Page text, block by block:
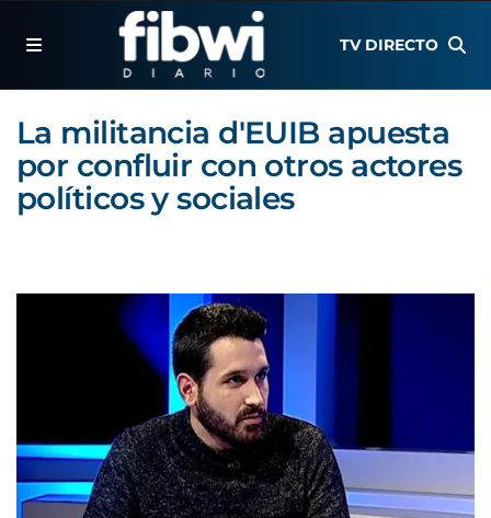
TV DIRECTO
La militancia d'EUIB apuesta
por confluir con otros actores
políticos y sociales